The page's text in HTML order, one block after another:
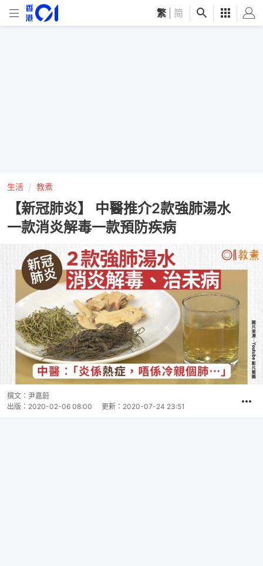
繁 简
生活 教煮
【新冠肺炎】 中醫推介2款強肺湯水
一款消炎解毒一款預防疾病
撰文： 尹嘉蔚
出版： 2020-02-06 08:00 更新： 2020-07-24 23:51